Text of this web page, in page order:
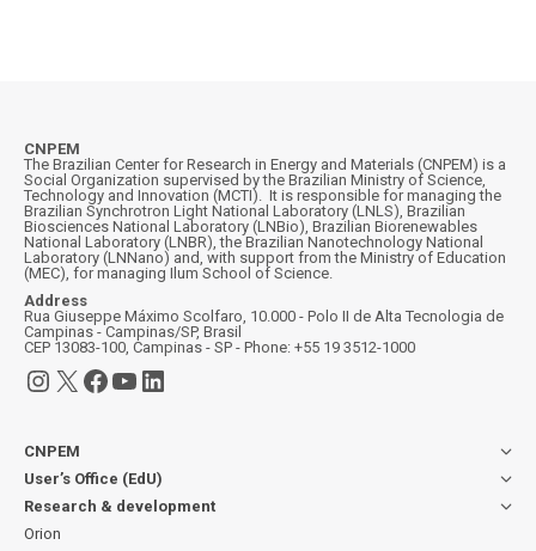
CNPEM
The Brazilian Center for Research in Energy and Materials (CNPEM) is a
Social Organization supervised by the Brazilian Ministry of Science,
Technology and Innovation (MCTI). It is responsible for managing the
Brazilian Synchrotron Light National Laboratory (LNLS), Brazilian
Biosciences National Laboratory (LNBio), Brazilian Biorenewables
National Laboratory (LNBR), the Brazilian Nanotechnology National
Laboratory (LNNano) and, with support from the Ministry of Education
(MEC), for managing Ilum School of Science.
Address
Rua Giuseppe Máximo Scolfaro, 10.000 - Polo II de Alta Tecnologia de
Campinas - Campinas/SP, Brasil
CEP 13083-100, Campinas - SP - Phone: +55 19 3512-1000
Instagram
X Facebook
YouTube
LinkedIn
CNPEM
User’s Office (EdU)
Research & development
Orion